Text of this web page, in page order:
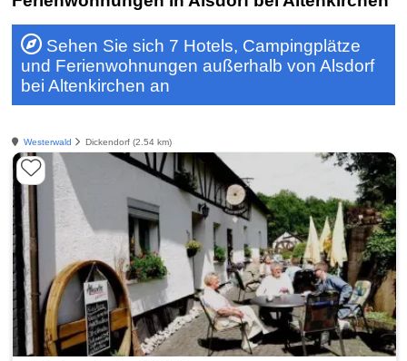
Sehen Sie sich 7 Hotels, Campingplätze
und Ferienwohnungen außerhalb von Alsdorf
bei Altenkirchen an
Westerwald Dickendorf (2.54 km)